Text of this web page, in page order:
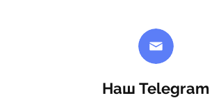
Наш Telegram